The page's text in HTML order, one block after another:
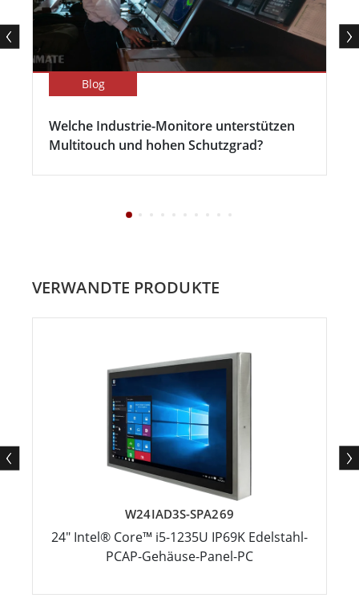
Blog
Welche Industrie-Monitore unterstützen
Multitouch und hohen Schutzgrad?
VERWANDTE PRODUKTE
W24IAD3S-SPA269
24" Intel® Core™ i5-1235U IP69K Edelstahl-
PCAP-Gehäuse-Panel-PC